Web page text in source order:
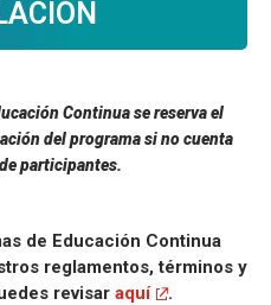
Continua se reserva el
del programa si no cuenta
participantes.
de Educación Continua
reglamentos, términos y
revisar aquí .